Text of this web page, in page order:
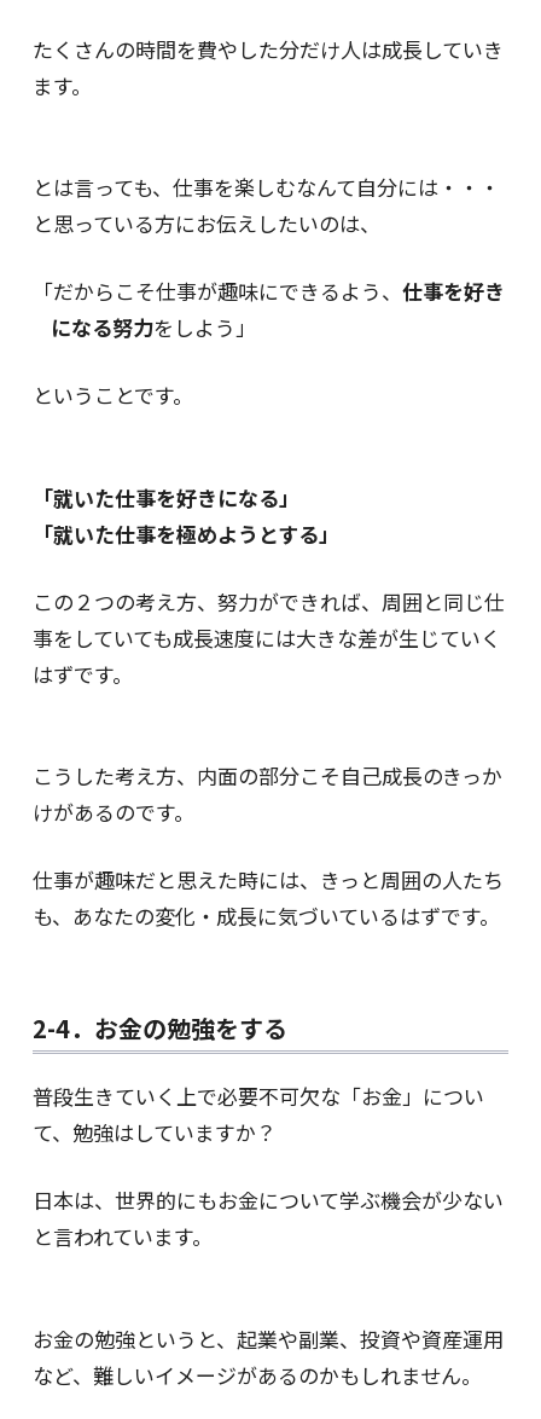
たくさんの時間を費やした分だけ人は成長していき
ます。
とは言っても、仕事を楽しむなんて自分には・・・
と思っている方にお伝えしたいのは、
「だからこそ仕事が趣味にできるよう、 仕事を好き
になる努力をしよう」
ということです。
「就いた仕事を好きになる」
「就いた仕事を極めようとする」
この２つの考え方、努力ができれば、周囲と同じ仕
事をしていても成長速度には大きな差が生じていく
はずです。
こうした考え方、内面の部分こそ自己成長のきっか
けがあるのです。
仕事が趣味だと思えた時には、きっと周囲の人たち
も、あなたの変化・成長に気づいているはずです。
2-4．お金の勉強をする
普段生きていく上で必要不可欠な「お金」につい
て、勉強はしていますか？
日本は、世界的にもお金について学ぶ機会が少ない
と言われています。
お金の勉強というと、起業や副業、投資や資産運用
など、難しいイメージがあるのかもしれません。